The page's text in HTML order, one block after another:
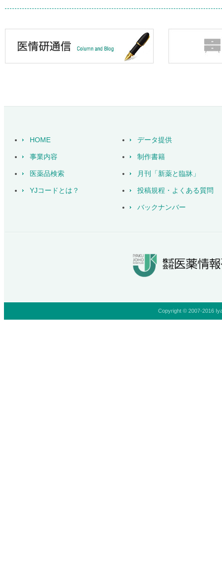
HOME
事業内容
医薬品検索
YJコードとは？
データ提供
制作書籍
月刊「新薬と臨牀」
投稿規程・よくある質問
バックナンバー
Copyright © 2007-2016